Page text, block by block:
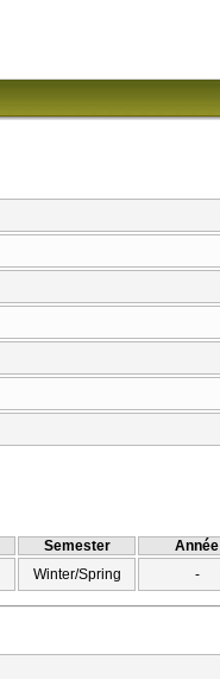
Semester Année
Winter/Spring -